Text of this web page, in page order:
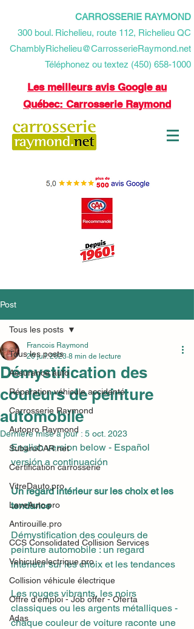
CARROSSERIE RAYMOND
​300 boul. Richelieu, route 112, Richelieu QC
ChamblyRichelieu@CarrosserieRaymond.net
Téléphonez ou textez (450) 658-1000
Les meilleurs avis Google au
Québec: Carrosserie Raymond
Post
Tous les posts
Assurance auto
Réparation véhicule accidenté
Carrosserie Raymond
Autopro Raymond
SubaruCAR.net
Certification carrosserie
VitreDauto.pro
LaveAuto.pro
Antirouille.pro
CCS Consolidated Collision Services
Vehiculeelectrique.pro
Collision véhicule électrique
Offre d'emploi - Job offer - Oferta
Adas
Tous les posts
Démystification des
couleurs de peinture
automobile
Francois Raymond
20 juil. 2023 8 min de lecture
Dernière mise à jour : 5 oct. 2023
English version below - Español
versión a continuación
Un regard intérieur sur les choix et les
tendance
Démystification des couleurs de
peinture automobile : un regard
intérieur sur les choix et les tendances
Les rouges vibrants, les noirs
classiques ou les argents métalliques -
chaque couleur de voiture raconte une